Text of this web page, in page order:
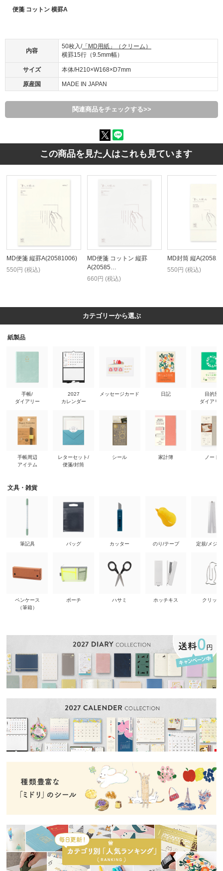
便箋 コットン 横罫A
内容
50枚入/「MD用紙」（クリーム）
横罫15行（9.5mm幅）
サイズ 本体/H210×W168×D7mm
原産国 MADE IN JAPAN
関連商品をチェックする>>
この商品を見た人はこれも見ています
MD便箋 縦罫A(20581006)
550円 (税込)
MD便箋 コットン 縦罫
A(20585…
660円 (税込)
MD封筒 縦
550円 (税込)
カテゴリーから選ぶ
紙製品
手帳/
ダイアリー
手帳周辺
アイテム
2027
カレンダー
レターセット/
便箋/封筒
メッセージカード
シール
日記
家計簿
目的別
ダイアリ
ノート
文具・雑貨
筆記具
ペンケース
（筆箱）
バッグ
ポーチ
カッター
ハサミ
のり/テープ
ホッチキス
定規/メジ
クリップ